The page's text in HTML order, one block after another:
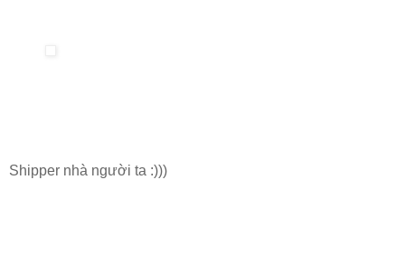
Shipper nhà người ta :)))